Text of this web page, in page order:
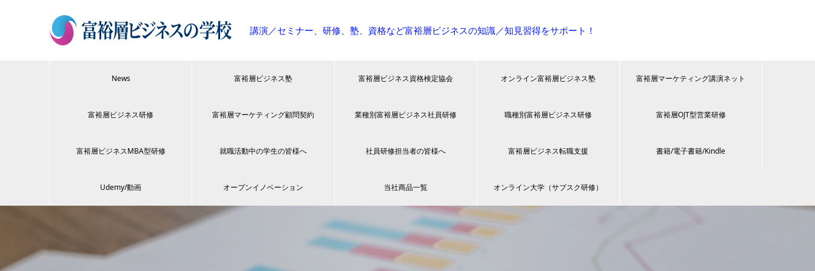
講演／セミナー、研修、塾、資格など富裕層ビジネスの知識／知見習得をサポート！
News 富裕層ビジネス塾 富裕層ビジネス資格検定協会 オンライン富裕層ビジネス塾 富裕層マーケティング講演ネット
富裕層ビジネス研修 富裕層マーケティング顧問契約 業種別富裕層ビジネス社員研修 職種別富裕層ビジネス研修 富裕層OJT型営業研修
富裕層ビジネスMBA型研修 就職活動中の学生の皆様へ 社員研修担当者の皆様へ 富裕層ビジネス転職支援 書籍/電子書籍/Kindle
Udemy/動画 オープンイノベーション 当社商品一覧 オンライン大学（サブスク研修）